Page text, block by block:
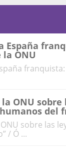
España
la ONU
ONU
del
sobre las
/ Ó ...